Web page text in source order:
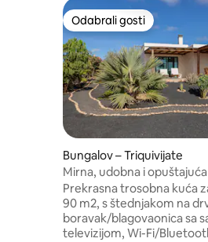
Odabrali gosti
Odabrali gosti
Bungalov – Triquivijate
Mirna, udobna i
Fuerteventura
Prekrasna trosobna kuća
90 m2, s štednjakom na
boravak/blagovaonica sa
televizijom, Wi-Fi/